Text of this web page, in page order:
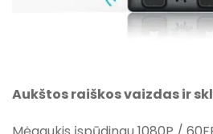
Aukštos raiškos vaizdas ir